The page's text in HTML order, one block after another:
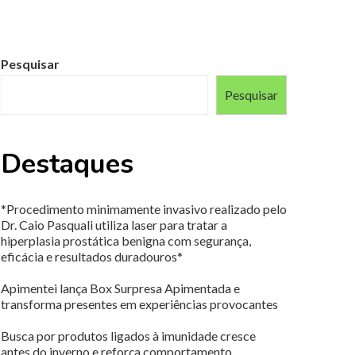
Pesquisar
Pesquisar
Destaques
*Procedimento minimamente invasivo realizado pelo
Dr. Caio Pasquali utiliza laser para tratar a
hiperplasia prostática benigna com segurança,
eficácia e resultados duradouros*
Apimentei lança Box Surpresa Apimentada e
transforma presentes em experiências provocantes
Busca por produtos ligados à imunidade cresce
antes do inverno e reforça comportamento